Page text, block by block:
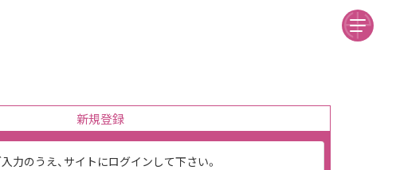
新規登録
力のうえ、サイトにログインして下さい。